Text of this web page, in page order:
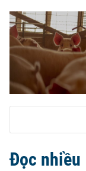
Đọc nhiều